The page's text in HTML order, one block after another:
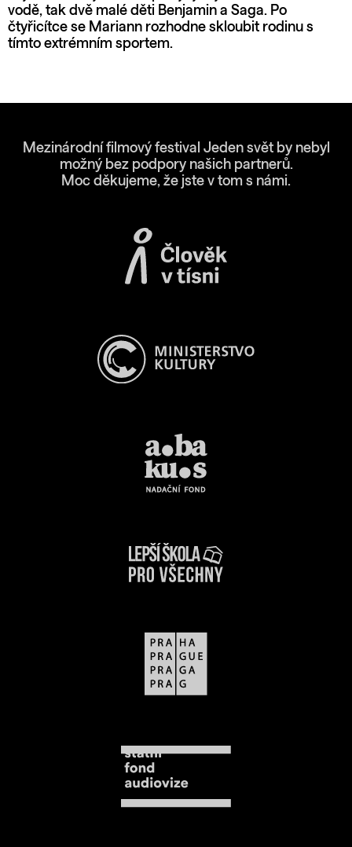
vodě, tak dvě malé děti Benjamin a Saga. Po
čtyřicítce se Mariann rozhodne skloubit rodinu s
tímto extrémním sportem.
Mezinárodní filmový festival Jeden svět by nebyl
možný bez podpory našich partnerů.
Moc děkujeme, že jste v tom s námi.